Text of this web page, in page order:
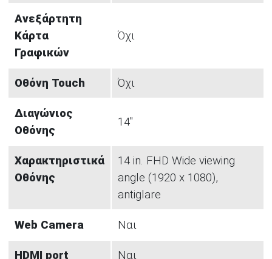
Ανεξάρτητη
Κάρτα
Γραφικών
Όχι
Οθόνη Touch Όχι
Διαγώνιος
Οθόνης
14"
Χαρακτηριστικά
Οθόνης
14 in. FHD Wide viewing
angle (1920 x 1080),
antiglare
Web Camera Ναι
HDMI port Ναι